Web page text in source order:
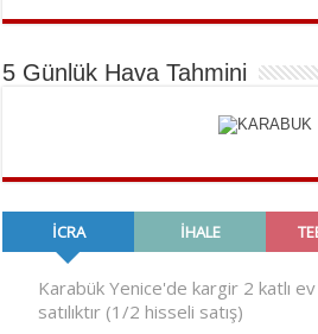
5 Günlük Hava Tahmini